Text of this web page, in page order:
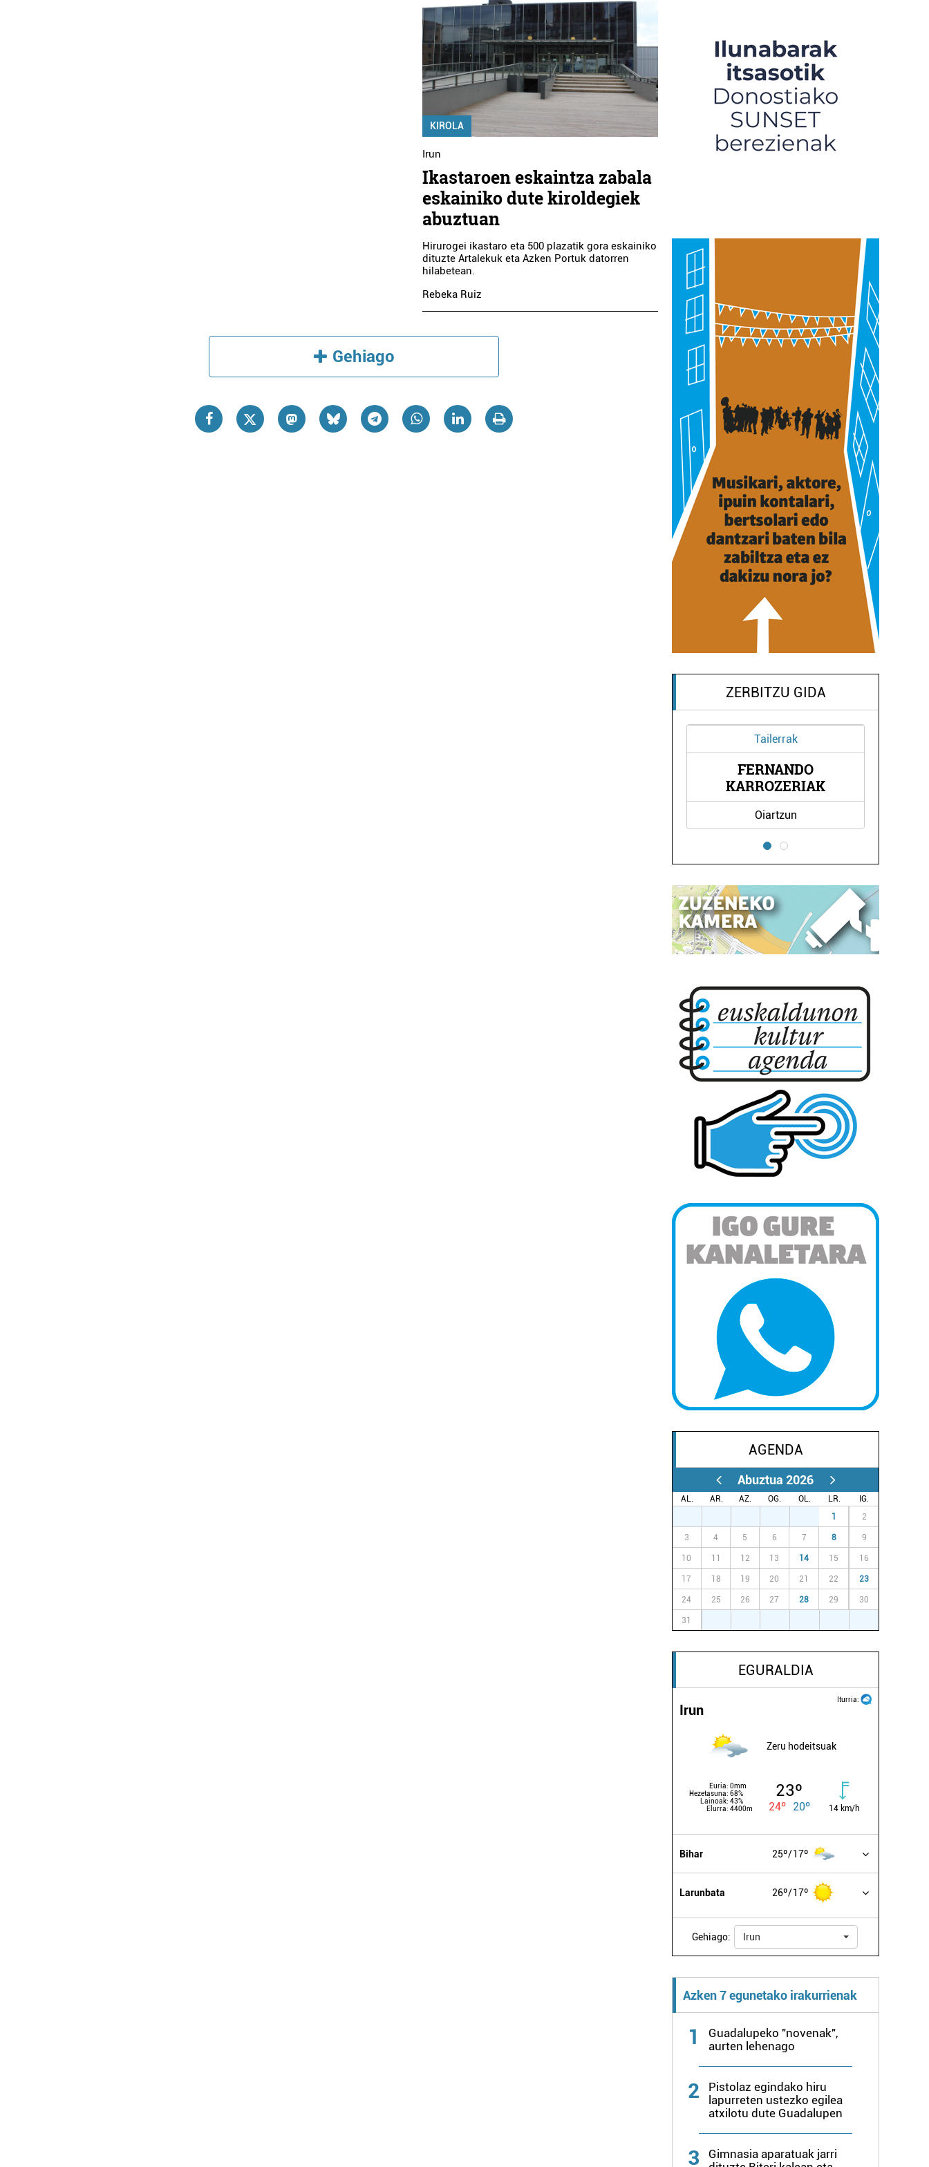
KIROLA
Irun
Ikastaroen eskaintza zabala
eskainiko dute kiroldegiek
abuztuan
Hirurogei ikastaro eta 500 plazatik gora eskainiko
dituzte Artalekuk eta Azken Portuk datorren
hilabetean.
Rebeka Ruiz
Gehiago
ZERBITZU GIDA
Tailerrak
FERNANDO
KARROZERIAK
Oiartzun
AGENDA
Abuztua 2026
AL. AR. AZ. OG. OL. LR.
IG.
1 2
3 4 5 6 7 8 9
10 11 12 13 14 15 16
17 18 19 20 21 22 23
24 25 26 27 28 29 30
31
EGURALDIA
Iturria:
Irun
Zeru hodeitsuak
Euria: 0mm
Hezetasuna: 68%
Lainoak: 43%
Elurra: 4400m
23º
24º 20º 14 km/h
Bihar 25º 17º
Larunbata 26º 17º
Gehiago: Irun
Azken 7 egunetako irakurrienak
1
Guadalupeko "novenak",
aurten lehenago
2
Pistolaz egindako hiru
lapurreten ustezko egilea
atxilotu dute Guadalupen
3
Gimnasia aparatuak jarri